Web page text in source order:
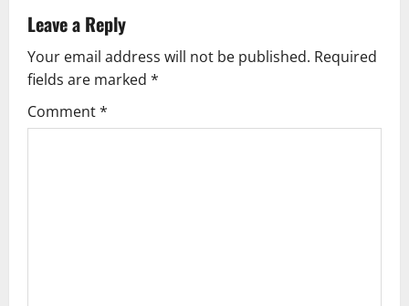
v
i
g
Leave a Reply
Your email address will not be published. Required
fields are marked *
Comment*